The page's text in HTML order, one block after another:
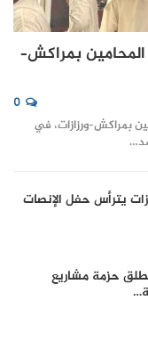
بمراكش–
0
بمراكش–ورزازات، في
يترأس حفل الإنصات
حزمة مشاريع